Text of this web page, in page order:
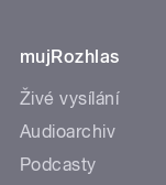
mujRozhlas
Živé vysílání
Audioarchiv
Podcasty